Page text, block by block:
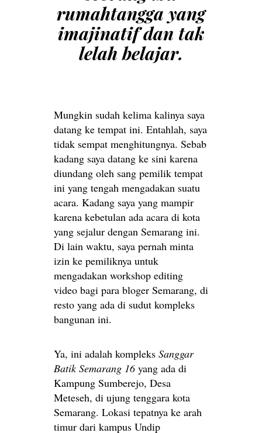
rumahtangga yang
imajinatif dan tak
lelah belajar.
Mungkin sudah kelima kalinya saya
datang ke tempat ini. Entahlah, saya
tidak sempat menghitungnya. Sebab
kadang saya datang ke sini karena
diundang oleh sang pemilik tempat
ini yang tengah mengadakan suatu
acara. Kadang saya yang mampir
karena kebetulan ada acara di kota
yang sejalur dengan Semarang ini.
Di lain waktu, saya pernah minta
izin ke pemiliknya untuk
mengadakan workshop editing
video bagi para bloger Semarang, di
resto yang ada di sudut kompleks
bangunan ini.
Ya, ini adalah kompleks Sanggar
Batik Semarang 16yang ada di
Kampung Sumberejo, Desa
Meteseh, di ujung tenggara kota
Semarang. Lokasi tepatnya ke arah
timur dari kampus Undip